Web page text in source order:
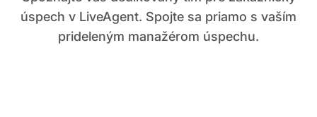
úspech v LiveAgent. Spojte sa priamo s vaším
prideleným manažérom úspechu.